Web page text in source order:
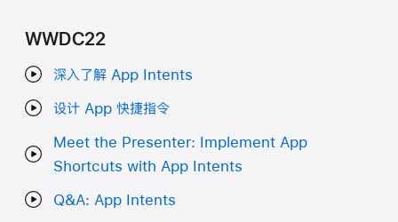
WWDC22
深入了解 App Intents
设计 App 快捷指令
Meet the Presenter: Implement App
Shortcuts with App Intents
Q&A: App Intents